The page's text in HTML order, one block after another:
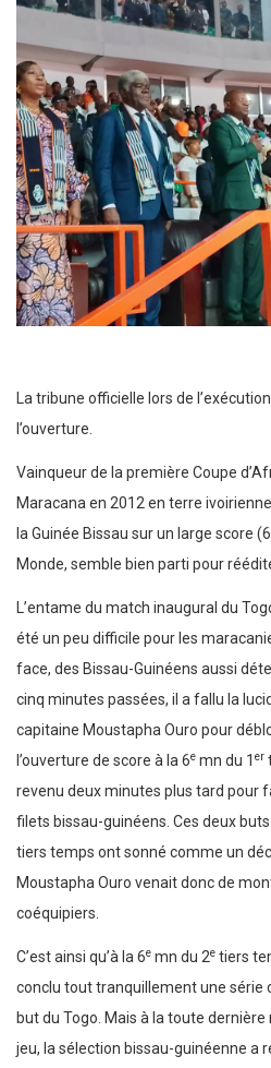
La tribune officielle lors de
l’ouverture.
Vainqueur de la première Coupe
Maracana en 2012 en terre
la Guinée Bissau sur un large score
Monde, semble bien parti pour
L’entame du match inaugural du
été un peu difficile pour les
face, des Bissau-Guinéens aussi
cinq minutes passées, il a fallu la
capitaine Moustapha Ouro pour
l’ouverture de score à la 6e mn du 1 er
revenu deux minutes plus tard pour
filets bissau-guinéens. Ces deux
tiers temps ont sonné comme un
Moustapha Ouro venait donc de
coéquipiers.
C’est ainsi qu’à la 6e mn du 2e tiers
conclu tout tranquillement une série
but du Togo. Mais à la toute
jeu, la sélection bissau-guinéenne a